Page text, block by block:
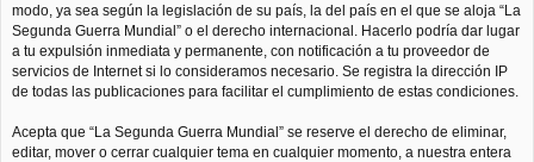
modo, ya sea según la legislación de su país, la del país en el que se aloja “La
Segunda Guerra Mundial” o el derecho internacional. Hacerlo podría dar lugar
a tu expulsión inmediata y permanente, con notificación a tu proveedor de
servicios de Internet si lo consideramos necesario. Se registra la dirección IP
de todas las publicaciones para facilitar el cumplimiento de estas condiciones.
Acepta que “La Segunda Guerra Mundial” se reserve el derecho de eliminar,
editar, mover o cerrar cualquier tema en cualquier momento, a nuestra entera